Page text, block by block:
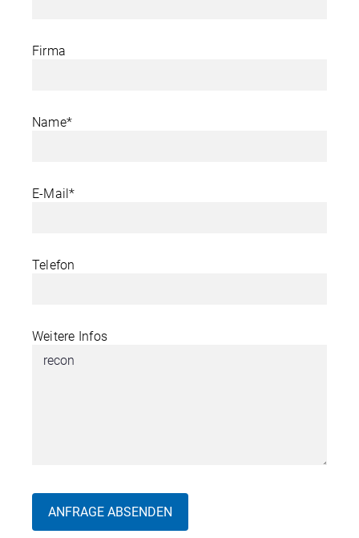
Firma
Name*
E-Mail*
Telefon
Weitere Infos